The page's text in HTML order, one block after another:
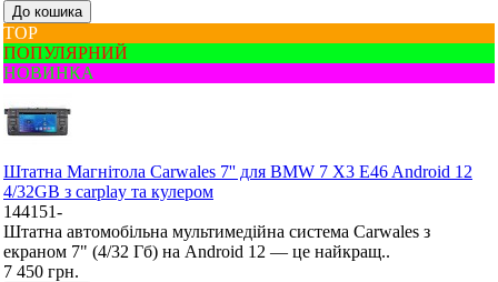
До кошика
ТОР
ПОПУЛЯРНИЙ
НОВИНКА
Штатна Mагнітола Carwales 7'' для BMW 7 X3 E46 Android 12
4/32GB з carplay та кулером
144151-
Штатна автомобільна мультимедійна система Carwales з
екраном 7" (4/32 Гб) на Android 12 — це найкращ..
7 450 грн.